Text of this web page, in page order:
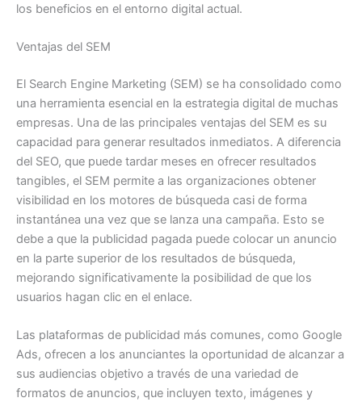
los beneficios en el entorno digital actual.
Ventajas del SEM
El Search Engine Marketing (SEM) se ha consolidado como
una herramienta esencial en la estrategia digital de muchas
empresas. Una de las principales ventajas del SEM es su
capacidad para generar resultados inmediatos. A diferencia
del SEO, que puede tardar meses en ofrecer resultados
tangibles, el SEM permite a las organizaciones obtener
visibilidad en los motores de búsqueda casi de forma
instantánea una vez que se lanza una campaña. Esto se
debe a que la publicidad pagada puede colocar un anuncio
en la parte superior de los resultados de búsqueda,
mejorando significativamente la posibilidad de que los
usuarios hagan clic en el enlace.
Las plataformas de publicidad más comunes, como Google
Ads, ofrecen a los anunciantes la oportunidad de alcanzar a
sus audiencias objetivo a través de una variedad de
formatos de anuncios, que incluyen texto, imágenes y